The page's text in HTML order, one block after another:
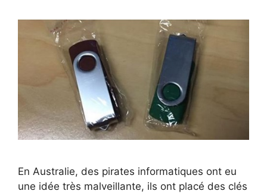
En Australie, des pirates informatiques ont eu
une idée très malveillante, ils ont placé des clés